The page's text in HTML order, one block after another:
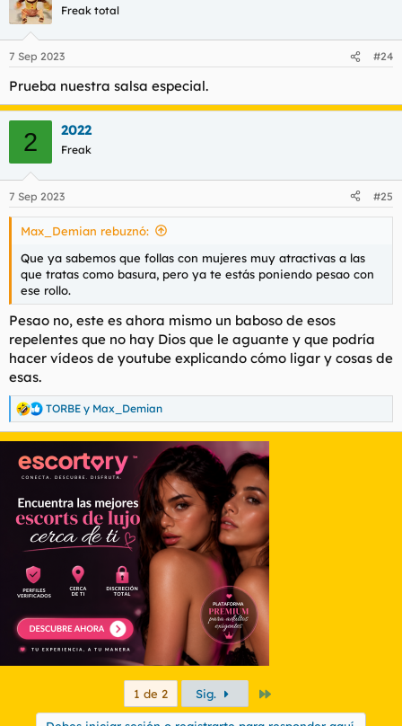
c
i
e
:
Freak total
7 Sep 2023 #24
Prueba nuestra salsa especial.
2 2022
Freak
7 Sep 2023 #25
Max_Demian rebuznó:
Que ya sabemos que follas con mujeres muy atractivas a las
que tratas como basura, pero ya te estás poniendo pesao con
ese rollo.
Pesao no, este es ahora mismo un baboso de esos
repelentes que no hay Dios que le aguante y que podría
hacer vídeos de youtube explicando cómo ligar y cosas de
esas.
R
e
a
c
c
o
n
e
TORBE y Max_Demian
1 de 2 Sig.